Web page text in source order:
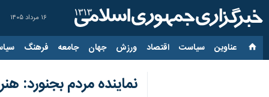
۱۶ مرداد ۱۴۰۵
عناوین‌ سیاست اقتصاد ورزش جهان جامعه فرهنگ
نماینده مردم بجنورد: